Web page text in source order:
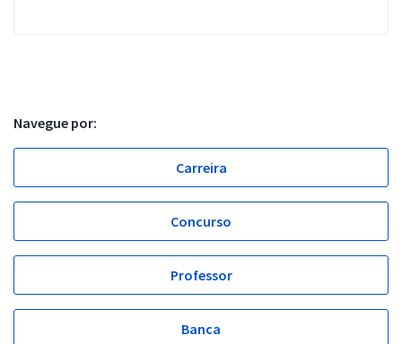
Navegue por:
Carreira
Concurso
Professor
Banca